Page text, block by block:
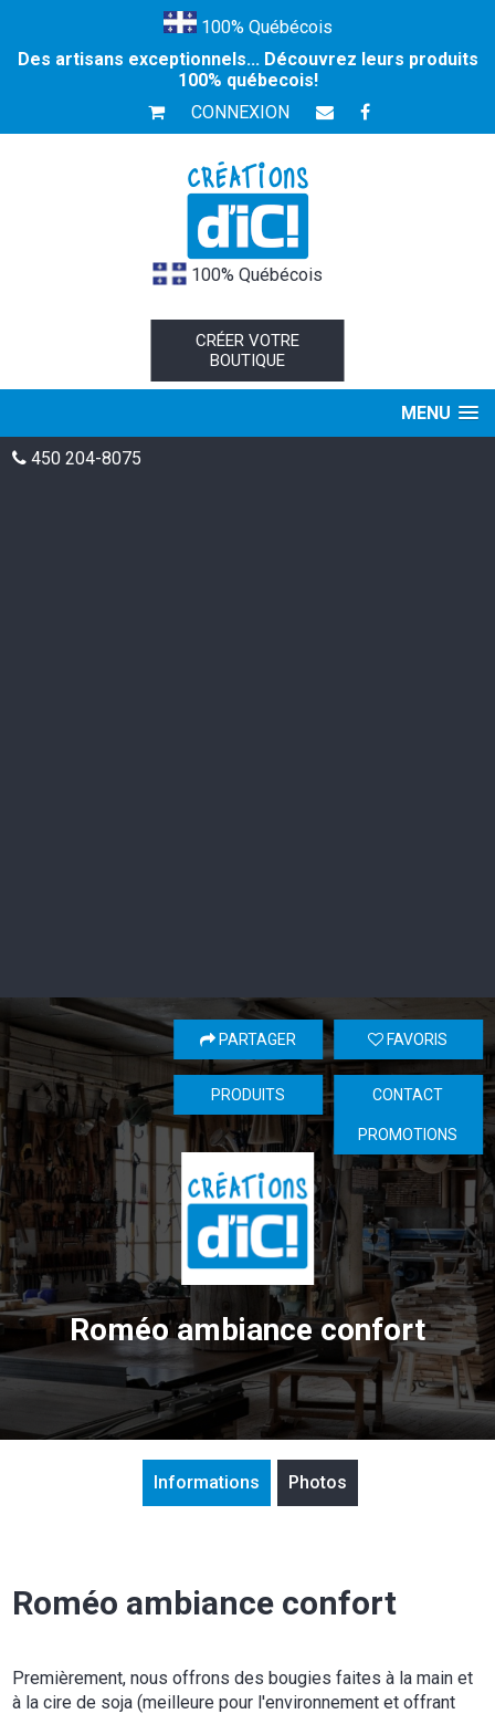
100% Québécois
Des artisans exceptionnels... Découvrez leurs produits
100% québecois!
CONNEXION
100% Québécois
CRÉER VOTRE
BOUTIQUE
MENU
450 204-8075
Roméo ambiance confort
FAVORIS
PARTAGER
CONTACT
PRODUITS
PROMOTIONS
Informations Photos
Roméo ambiance confort
Premièrement, nous offrons des bougies faites à la main et
à la cire de soja (meilleure pour l'environnement et offrant